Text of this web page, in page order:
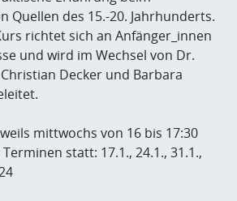
Quellen des 15.-20. Jahrhunderts.
richtet sich an Anfänger_innen
und wird im Wechsel von Dr.
Decker und Barbara
mittwochs von 16 bis 17:30
statt: 17.1., 24.1., 31.1.,